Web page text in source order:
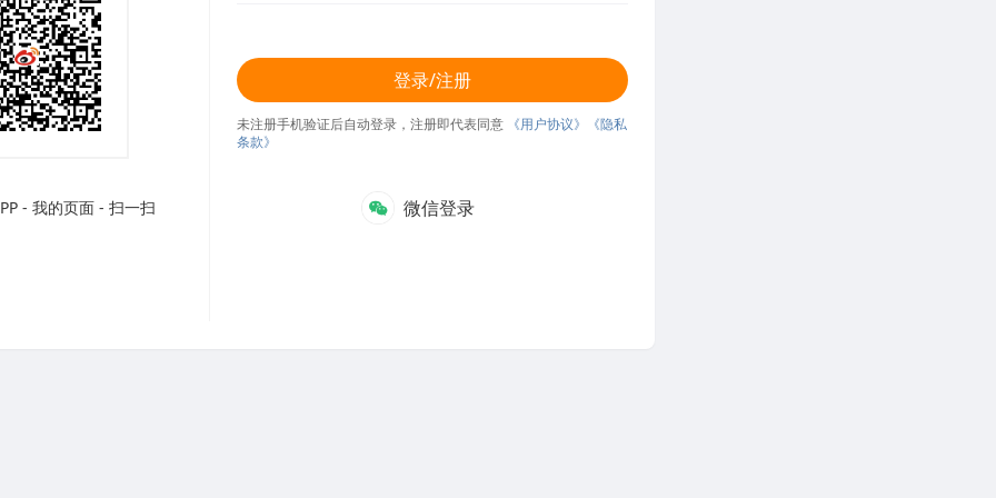
- 我的页面 - 扫一扫
登录/注册
未注册手机验证后自动登录，注册即代表同意 《用户协议》
《隐私
条款》
微信登录